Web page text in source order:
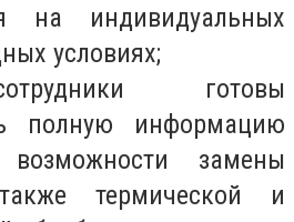
на индивидуальных
условиях;
готовы
полную информацию
замены
термической и